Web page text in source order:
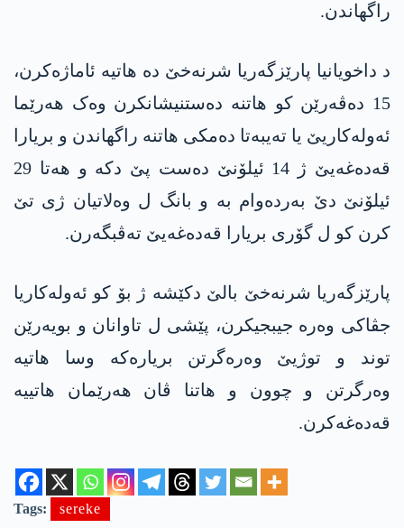
راگھاندن.
د داخویانیا پارێزگەریا شرنەخێ دە ھاتیە ئاماژەکرن،
15 دەڤەرێن کو ھاتنە دەستنیشانکرن وەک ھەرێما
ئەولەکاریێ یا تەیبەتا دەمکی ھاتنە راگھاندن و بریارا
قەدەغەیێ ژ 14 ئیلۆنێ دەست پێ دکە و ھەتا 29
ئیلۆنێ دێ بەردەوام بە و بانگ ل وەلاتیان ژی تێ
کرن کو ل گۆری بریارا قەدەغەیێ تەڤبگەرن.
پارێزگەریا شرنەخێ بالێ دکێشە ژ بۆ کو ئەولەکاریا
جڤاکی وەرە جیبجیکرن، پێشی ل تاوانان و بویەرێن
توند و توژیێ وەرەگرتن بریارەکە وسا ھاتیە
وەرگرتن و چوون و ھاتنا ڤان ھەرێمان ھاتییە
قەدەغەکرن.
Tags: sereke